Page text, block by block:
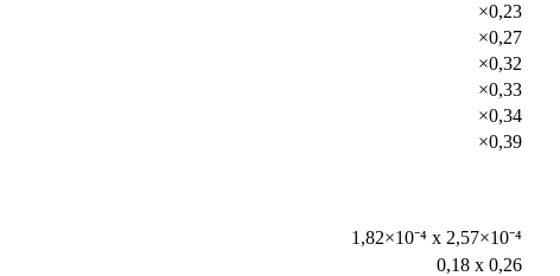
×0,23
×0,27
×0,32
×0,33
×0,34
×0,39
1,82×10⁻⁴ x 2,57×10⁻⁴
0,18 x 0,26